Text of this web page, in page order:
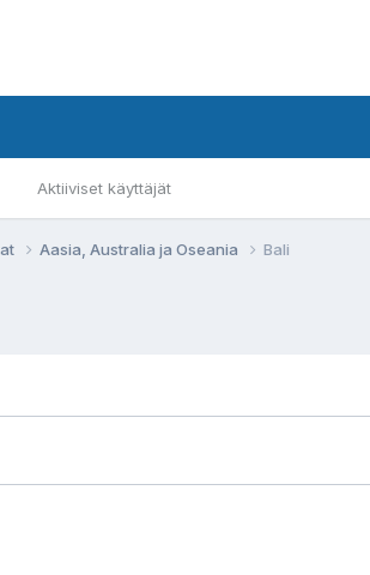
Aktiiviset käyttäjät
Aasia, Australia ja Oseania Bali